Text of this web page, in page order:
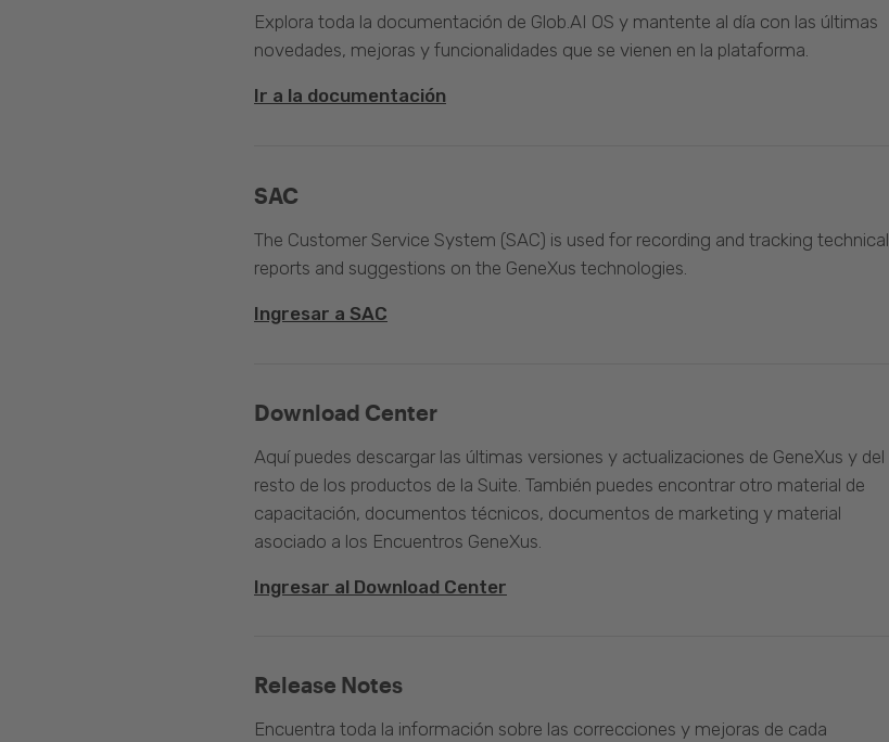
Explora toda la documentación de Glob.AI OS y mantente al día con las últimas
novedades, mejoras y funcionalidades que se vienen en la plataforma.
Ir a la documentación
SAC
The Customer Service System (SAC) is used for recording and tracking technical
reports and suggestions on the GeneXus technologies.
Ingresar a SAC
Download Center
Aquí puedes descargar las últimas versiones y actualizaciones de GeneXus y del
resto de los productos de la Suite. También puedes encontrar otro material de
capacitación, documentos técnicos, documentos de marketing y material
asociado a los Encuentros GeneXus.
Ingresar al Download Center
Release Notes
Encuentra toda la información sobre las correcciones y mejoras de cada